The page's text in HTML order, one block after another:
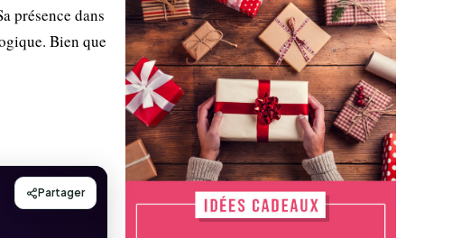
présence dans
Bien que